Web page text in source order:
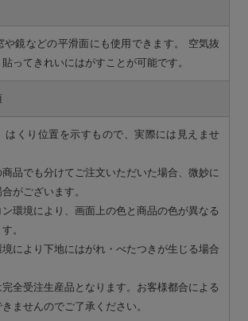
や鏡などの平滑面にも使用できます。 空気抜
ってきれいにはがすことが可能です。
くり位置を示すもので、実際には見えませ
品でも分けてご注文いただいた場合、微妙に
がございます。
環境により、画面上の色と商品の色が異なる
。
により下地にはがれ・べたつきが生じる場合
全受注生産品となります。お客様都合による
ませんのでご了承ください。